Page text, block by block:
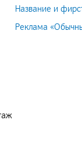
Название и
Реклама